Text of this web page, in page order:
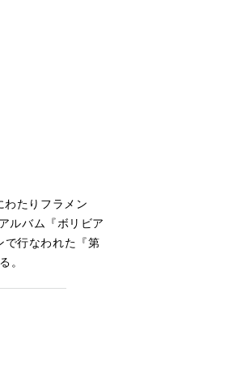
わたりフラメン
ルバム『ボリビア
で行なわれた『第
。